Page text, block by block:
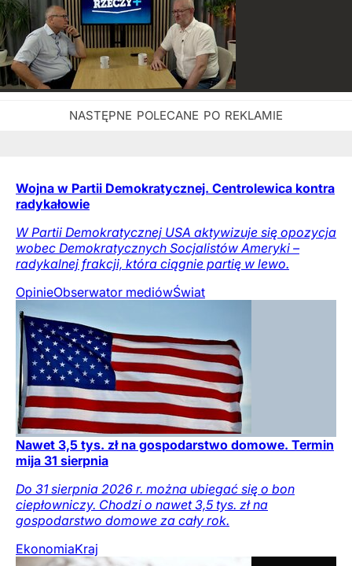
Wojna w Partii Demokratycznej. Centrolewica kontra
radykałowie
W Partii Demokratycznej USA aktywizuje się opozycja
wobec Demokratycznych Socjalistów Ameryki –
radykalnej frakcji, która ciągnie partię w lewo.
OpinieObserwator mediówŚwiat
Nawet 3,5 tys. zł na gospodarstwo domowe. Termin
mija 31 sierpnia
Do 31 sierpnia 2026 r. można ubiegać się o bon
ciepłowniczy. Chodzi o nawet 3,5 tys. zł na
gospodarstwo domowe za cały rok.
EkonomiaKraj